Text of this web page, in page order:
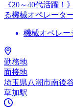
《20～40代活躍
る機械オペレータ
機械オペレー
勤務地
面接地
埼玉県八潮市南後
草加駅